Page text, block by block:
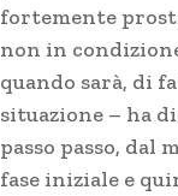
fortemente
non in
quando sarà, di
situazione – ha
passo passo, dal
fase iniziale e